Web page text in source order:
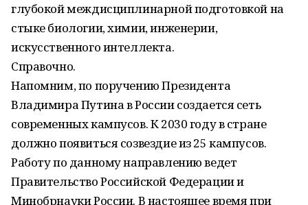
глубокой междисциплинарной подготовкой на
стыке биологии, химии, инженерии,
искусственного интеллекта.
Справочно.
Напомним, по поручению Президента
Владимира Путина в России создается сеть
современных кампусов. К 2030 году в стране
должно появиться созвездие из 25 кампусов.
Работу по данному направлению ведет
Правительство Российской Федерации и
Минобрнауки России. В настоящее время при